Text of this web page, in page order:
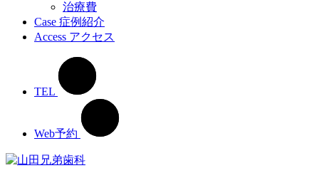
治療費
Case 症例紹介
Access アクセス
TEL
Web予約